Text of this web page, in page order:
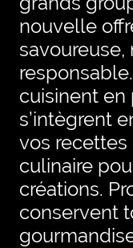
nouvelle
cuisinent en
s’intègrent
vos
culinaire
créations.
conservent